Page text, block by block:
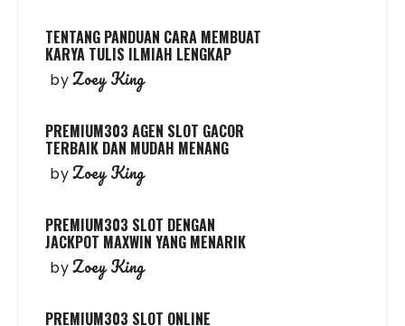
TENTANG PANDUAN CARA MEMBUAT
KARYA TULIS ILMIAH LENGKAP
byZoey King
PREMIUM303 AGEN SLOT GACOR
TERBAIK DAN MUDAH MENANG
byZoey King
PREMIUM303 SLOT DENGAN
JACKPOT MAXWIN YANG MENARIK
byZoey King
PREMIUM303 SLOT ONLINE